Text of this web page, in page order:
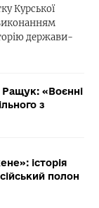
Курської
держави-
«Воєнні
з
історія
полон